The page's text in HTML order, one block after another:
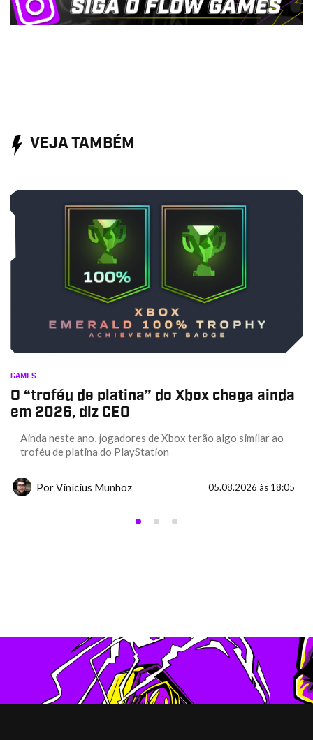
VEJA TAMBÉM
GAMES
O “troféu de platina” do Xbox chega ainda
em 2026, diz CEO
Ainda neste ano, jogadores de Xbox terão algo similar ao
troféu de platina do PlayStation
PorVinícius Munhoz 05.08.2026 às 18:05